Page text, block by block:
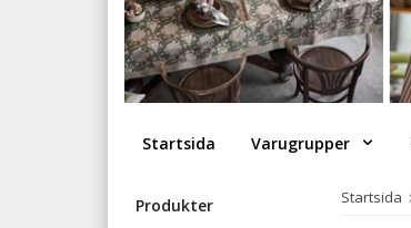
Startsida Varugrupper
Produkter Startsida